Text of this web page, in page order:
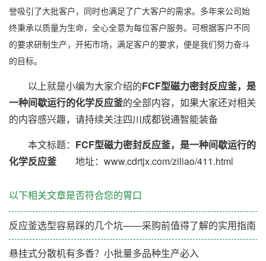
誉吸引了大批客户，同时也满足了广大客户的需求。多年来公司始
终秉承以质量为生命，全心全意为每位客户服务。可根据客户不同
的要求研制生产，开拓市场，满足客户的要求，便是我们努力奋斗
的目标。
以上就是小编为大家介绍的FCF型磁力密封反应釜，是
一种间歇运行的化学反应釜的全部内容，如果大家还对相关
的内容感兴趣，请持续关注四川成都锐通智能装备
本文标题： FCF型磁力密封反应釜，是一种间歇运行的
化学反应釜地址：www.cdrtjx.com/ziliao/411.html
以下相关文章是否符合您的胃口
反应釜选型容易踩的几个坑——采购前值得了解的实用指南
悬挂式分散机有多香？小批量多品种生产必入